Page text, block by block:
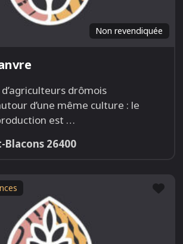
Non revendiquée
drômois
d’une même culture : le
est …
Blacons 26400